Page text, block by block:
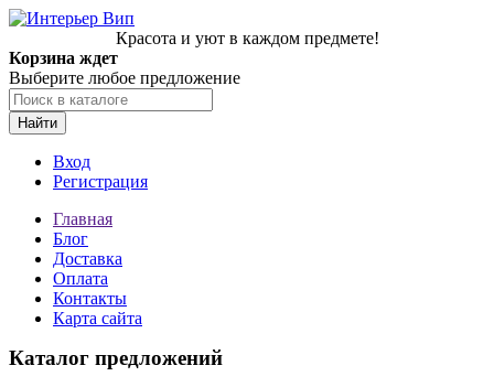
Красота и уют в каждом предмете!
Корзина ждет
Выберите любое предложение
Найти
Вход
Регистрация
Главная
Блог
Доставка
Оплата
Контакты
Карта сайта
Каталог предложений